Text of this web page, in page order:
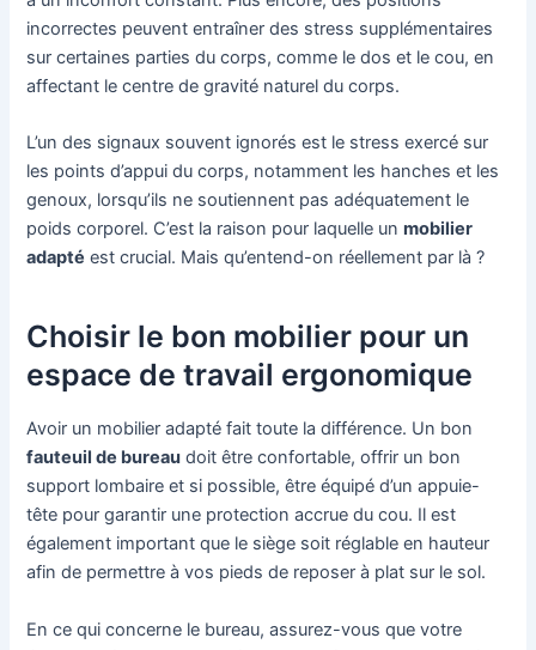
incorrectes peuvent entraîner des stress supplémentaires
sur certaines parties du corps, comme le dos et le cou, en
affectant le centre de gravité naturel du corps.
L’un des signaux souvent ignorés est le stress exercé sur
les points d’appui du corps, notamment les hanches et les
genoux, lorsqu’ils ne soutiennent pas adéquatement le
poids corporel. C’est la raison pour laquelle unmobilier
adapté est crucial. Mais qu’entend-on réellement par là ?
Choisir le bon mobilier pour un
espace de travail ergonomique
Avoir un mobilier adapté fait toute la différence. Un bon
fauteuil de bureau doit être confortable, offrir un bon
support lombaire et si possible, être équipé d’un appuie-
tête pour garantir une protection accrue du cou. Il est
également important que le siège soit réglable en hauteur
afin de permettre à vos pieds de reposer à plat sur le sol.
En ce qui concerne le bureau, assurez-vous que votre